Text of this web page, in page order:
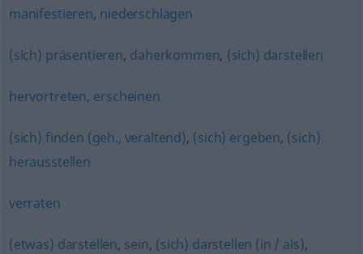
manifestieren, niederschlagen
(sich) präsentieren, daherkommen, (sich) darstellen
hervortreten, erscheinen
(sich) finden (geh., veraltend), (sich) ergeben, (sich)
herausstellen
verraten
(etwas) darstellen, sein, (sich) darstellen (in / als),